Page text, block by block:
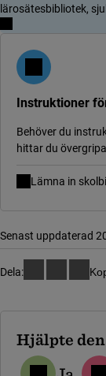
lärosätesbibliotek,
Instruktioner
Behöver du
hittar du
Lämna in
Senast uppdaterad
Dela:
Hjälpte